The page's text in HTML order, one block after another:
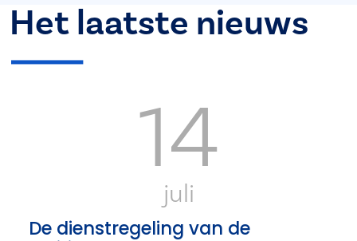
Het laatste nieuws
14
juli
De dienstregeling van de